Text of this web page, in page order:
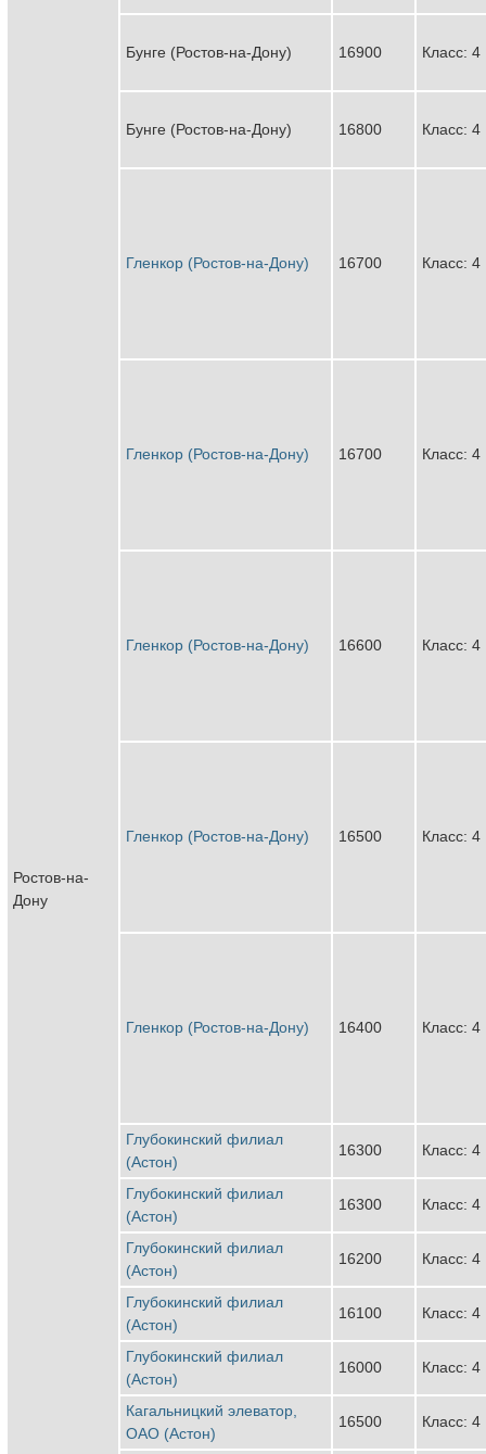
Ростов-на-
Дону
Бунге (Ростов-на-Дону) 16900 Класс: 4
Бунге (Ростов-на-Дону) 16800 Класс: 4
Гленкор (Ростов-на-Дону) 16700 Класс: 4
Гленкор (Ростов-на-Дону) 16700 Класс: 4
Гленкор (Ростов-на-Дону) 16600 Класс: 4
Гленкор (Ростов-на-Дону) 16500 Класс: 4
Гленкор (Ростов-на-Дону) 16400 Класс: 4
Глубокинский филиал
(Астон)
16300 Класс: 4
Глубокинский филиал
(Астон)
16300 Класс: 4
Глубокинский филиал
(Астон)
16200 Класс: 4
Глубокинский филиал
(Астон)
16100 Класс: 4
Глубокинский филиал
(Астон)
16000 Класс: 4
Кагальницкий элеватор,
ОАО (Астон)
16500 Класс: 4